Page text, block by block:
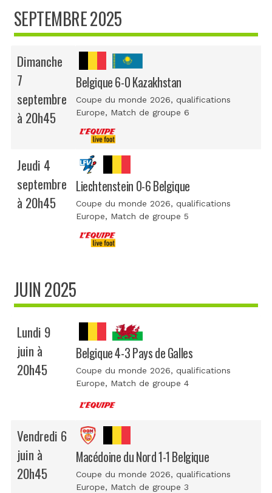
SEPTEMBRE 2025
Dimanche
7
septembre
à 20h45
Belgique 6-0 Kazakhstan
Coupe du monde 2026, qualifications
Europe, Match de groupe 6
Jeudi 4
septembre
à 20h45
Liechtenstein 0-6 Belgique
Coupe du monde 2026, qualifications
Europe, Match de groupe 5
JUIN 2025
Lundi 9
juin à
20h45
Belgique 4-3 Pays de Galles
Coupe du monde 2026, qualifications
Europe, Match de groupe 4
Vendredi 6
juin à
20h45
Macédoine du Nord 1-1 Belgique
Coupe du monde 2026, qualifications
Europe, Match de groupe 3